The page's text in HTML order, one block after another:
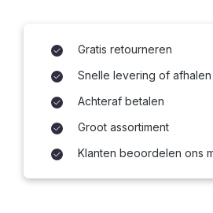
Gratis retourneren
Snelle levering of afhalen
Achteraf betalen
Groot assortiment
Klanten beoordelen ons